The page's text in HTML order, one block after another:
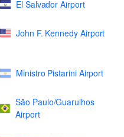
El Salvador Airport
John F. Kennedy Airport
Ministro Pistarini Airport
São Paulo/Guarulhos
Airport